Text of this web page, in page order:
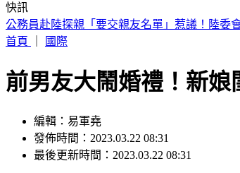
快訊
王子不倫粿粿慘賠百萬！停工9個月「二度發文
首頁
國際
前男友大鬧婚禮！新
編輯：易軍堯
發佈時間：2023.03.22 08:31
最後更新時間：2023.03.22 08:31